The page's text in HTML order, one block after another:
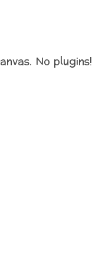
No plugins!